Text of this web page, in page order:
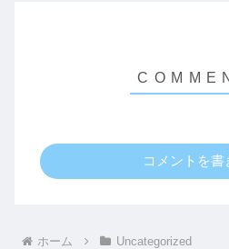
コメントを書
ホーム Uncategorized